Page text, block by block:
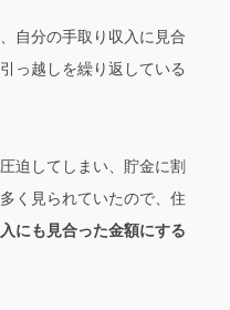
自分の手取り収入に見合
っ越しを繰り返している
迫してしまい、貯金に割
く見られていたので、住
にも見合った金額にする